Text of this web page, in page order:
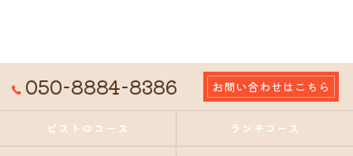
050-8884-8386 お問い合わせはこちら
ビストロコース ランチコース